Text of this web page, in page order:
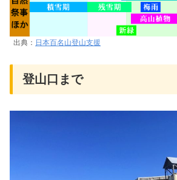
出典： 日本百名山登山支援
登山口まで